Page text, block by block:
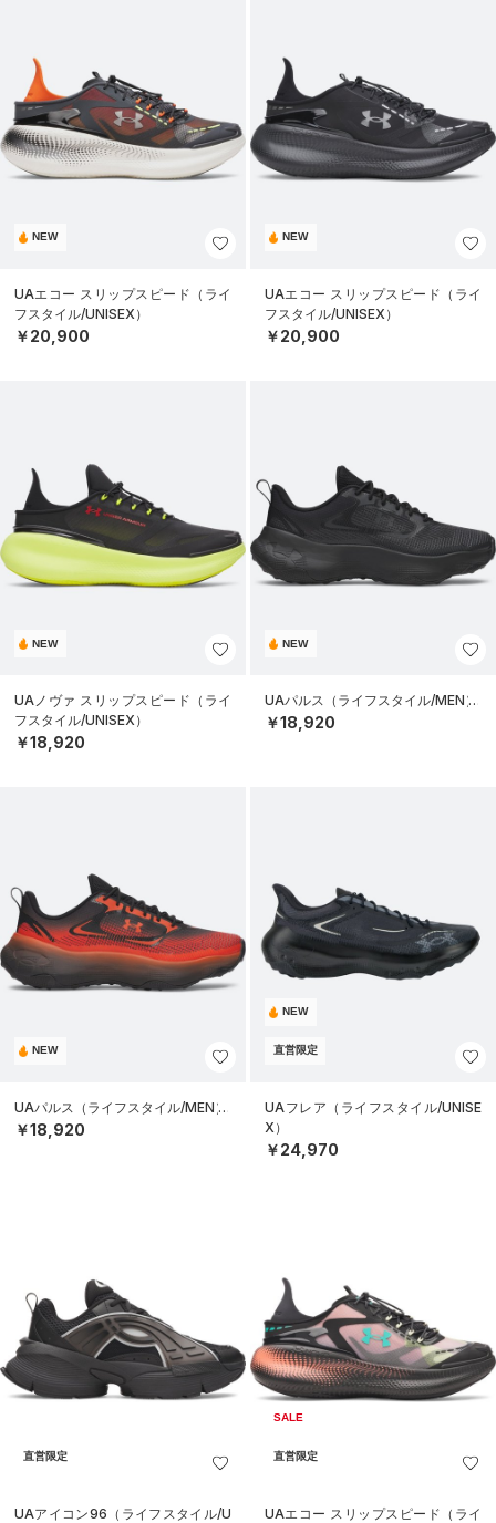
NEW
UAエコー スリップスピード（ライ
フスタイル/UNISEX）
￥20,900
NEW
UAエコー スリップスピード（ライ
フスタイル/UNISEX）
￥20,900
NEW
UAノヴァ スリップスピード（ライ
フスタイル/UNISEX）
￥18,920
NEW
UAパルス（ライフスタイル/MEN）
￥18,920
NEW
UAパルス（ライフスタイル/MEN）
￥18,920
NEW
直営限定
UAフレア（ライフスタイル/UNISE
X）
￥24,970
直営限定
UAアイコン96（ライフスタイル/U
SALE
直営限定
UAエコー スリップスピード（ライ